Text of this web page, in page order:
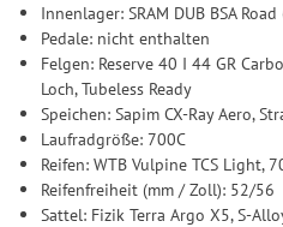
Innenlager: SRAM DUB BSA
Pedale: nicht enthalten
Felgen: Reserve 40 I 44 GR
Loch, Tubeless Ready
Speichen: Sapim CX-Ray Aero,
Laufradgröße: 700C
Reifen: WTB Vulpine TCS Light,
Reifenfreiheit (mm / Zoll): 52/56
Sattel: Fizik Terra Argo X5, S-